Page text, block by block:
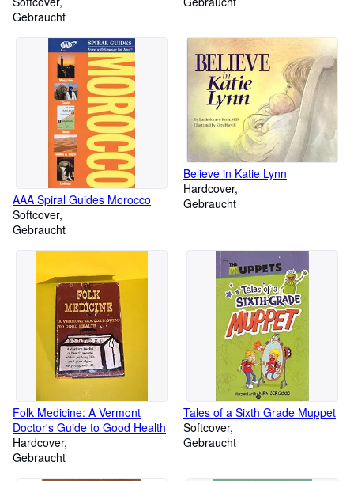
Gebraucht
AAA Spiral Guides Morocco
Softcover
Gebraucht
Believe in Katie Lynn
Hardcover
Gebraucht
Folk Medicine: A Vermont
Doctor's Guide to Good Health
Hardcover
Gebraucht
Tales of a Sixth Grade Muppet
Softcover
Gebraucht